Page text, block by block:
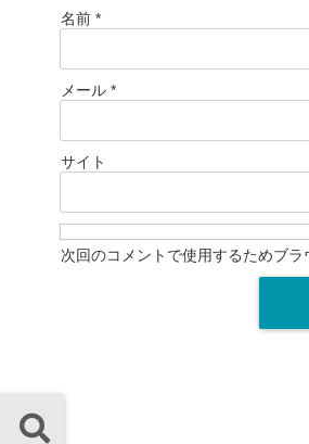
名前 *
メール *
サイト
次回のコメントで使用するためブ